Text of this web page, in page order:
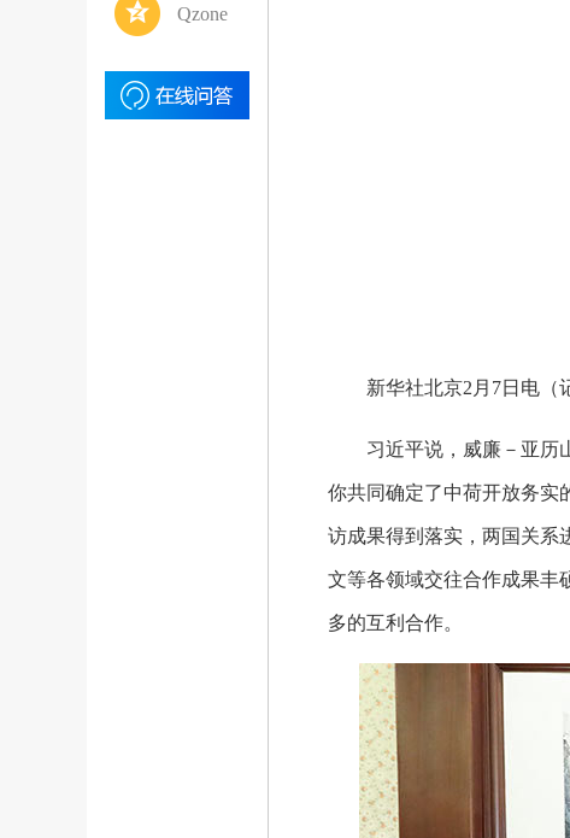
Qzone
新华社北京2月7日电（记
习近平说，威廉－亚历山
你共同确定了中荷开放务实
访成果得到落实，两国关系
文等各领域交往合作成果丰
多的互利合作。